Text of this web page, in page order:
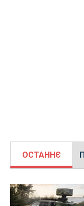
ОСТАННЄ